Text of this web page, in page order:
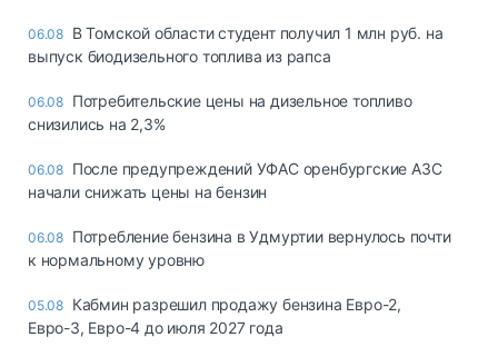
06.08 В Томской области студент получил 1 млн руб. на
выпуск биодизельного топлива из рапса
06.08 Потребительские цены на дизельное топливо
снизились на 2,3%
06.08 После предупреждений УФАС оренбургские АЗС
начали снижать цены на бензин
06.08 Потребление бензина в Удмуртии вернулось почти
к нормальному уровню
05.08 Кабмин разрешил продажу бензина Евро-2,
Евро-3, Евро-4 до июля 2027 года